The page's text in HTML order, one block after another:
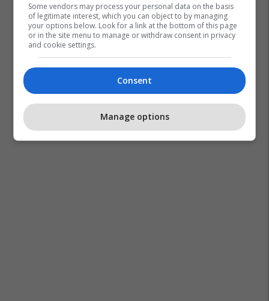
Ardon Jashari Luka Modric Ac Milan
Some vendors may process your personal data on the basis
of legitimate interest, which you can object to by managing
your options below. Look for a link at the bottom of this page
or in the site menu to manage or withdraw consent in privacy
and cookie settings.
Consent
Manage options